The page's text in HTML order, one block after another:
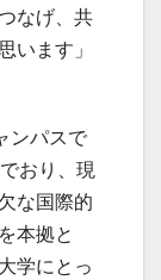
なげ、共
います」
ンパスで
おり、現
な国際的
本拠と
学にとっ